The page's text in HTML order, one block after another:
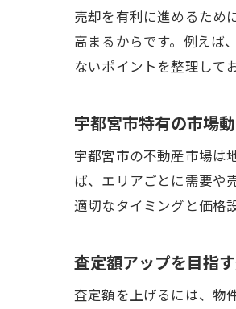
売却を有利に進めるため
高まるからです。例えば
ないポイントを整理して
宇都宮市特有の市場
宇都宮市の不動産市場は
ば、エリアごとに需要や
適切なタイミングと価格
査定額アップを目指
査定額を上げるには、物